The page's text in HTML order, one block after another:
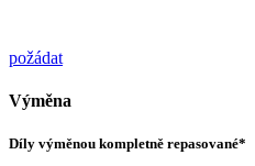
požádat
Výměna
Díly výměnou kompletně repasované*